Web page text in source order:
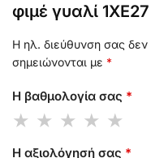
φιμέ γυαλί
Η ηλ. διεύθυνση σας δεν
σημειώνονται με *
Η βαθμολογία σας *
Η αξιολόγησή σας *